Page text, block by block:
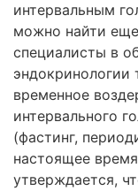
интервальным
можно найти
специалисты в
эндокринологии
временное
интервального
(фастинг,
настоящее
утверждается,